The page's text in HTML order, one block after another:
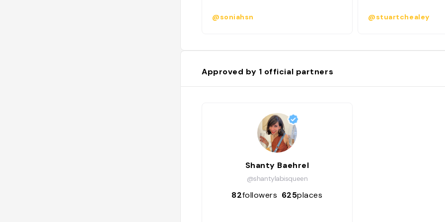
@soniahsn @stuartchealey
Approved by 1 official partners
Shanty Baehrel
@shantylabisqueen
82followers 625places